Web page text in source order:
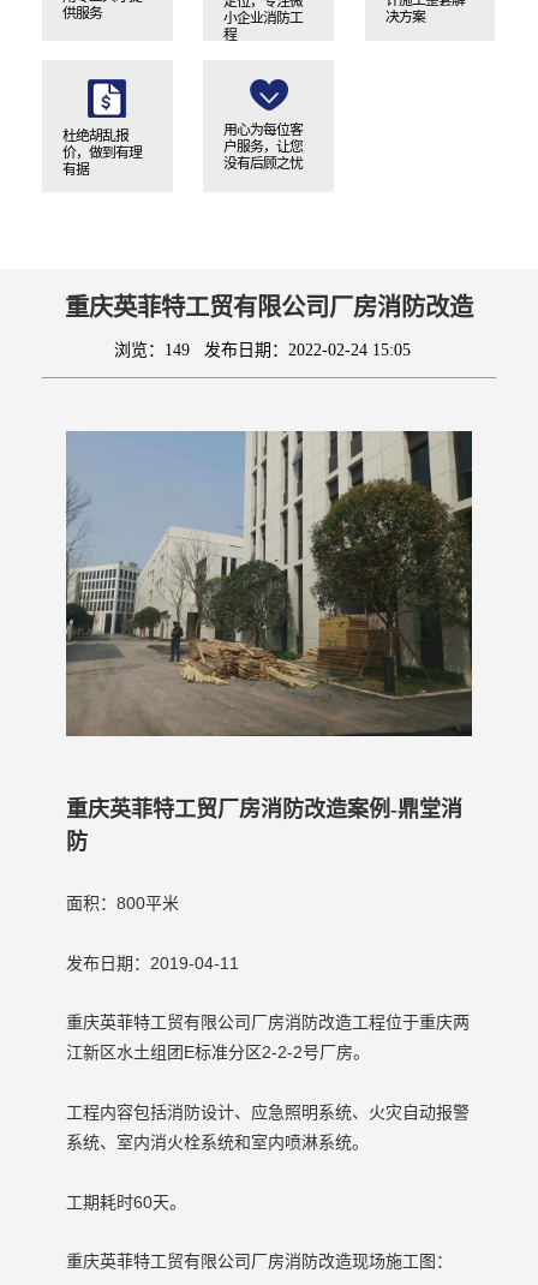
供服务
小企业消防工
程
决方案
杜绝胡乱报
价，做到有理
有据
用心为每位客
户服务，让您
没有后顾之忧
重庆英菲特工贸有限公司厂房消防改造
浏览：149 发布日期：2022-02-24 15:05
重庆英菲特工贸厂房消防改造案例-鼎堂消
防
面积：800平米
发布日期：2019-04-11
重庆英菲特工贸有限公司厂房消防改造工程位于重庆两
江新区水土组团E标准分区2-2-2号厂房。
工程内容包括消防设计、应急照明系统、火灾自动报警
系统、室内消火栓系统和室内喷淋系统。
工期耗时60天。
重庆英菲特工贸有限公司厂房消防改造现场施工图：